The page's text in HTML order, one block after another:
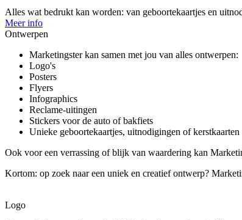
Alles wat bedrukt kan worden: van geboortekaartjes en
Meer info
Ontwerpen
Marketingster kan samen met jou van alles ontwerpen:
Logo's
Posters
Flyers
Infographics
Reclame-uitingen
Stickers voor de auto of bakfiets
Unieke geboortekaartjes, uitnodigingen of kerstkaarten
Ook voor een verrassing of blijk van waardering kan
Kortom: op zoek naar een uniek en creatief ontwerp?
Logo